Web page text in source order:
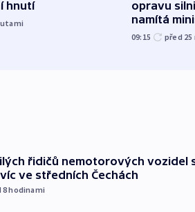
hnutí
opravu
namítá
09:15 před 25
řidičů nemotorových vozidel
ve středních Čechách
8hodinami